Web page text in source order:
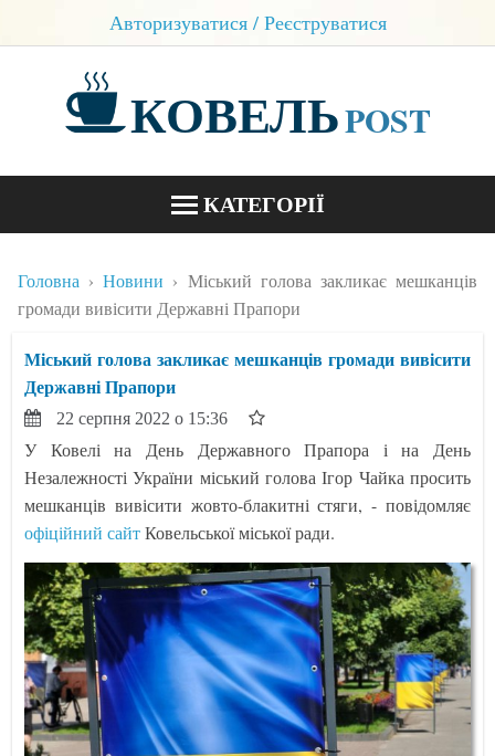
Авторизуватися / Реєструватися
КОВЕЛЬPOST
КАТЕГОРІЇ
БЛОГИ
Головна Новини
Міський голова закликає мешканців
громади вивісити Державні Прапори
Міський голова закликає мешканців громади вивісити
Державні Прапори
22 серпня 2022 о 15:36
У Ковелі на День Державного Прапора і на День
Незалежності України міський голова Ігор Чайка просить
мешканців вивісити жовто-блакитні стяги, - повідомляє
офіційний сайтКовельської міської ради.